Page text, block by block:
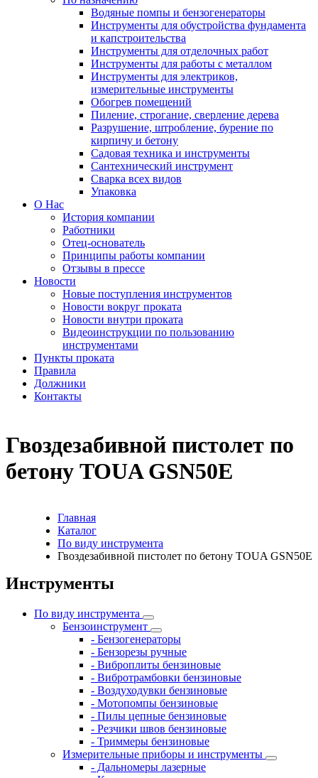
Водяные помпы и бензогенераторы
Инструменты для обустройства фундамента
и капстроительства
Инструменты для отделочных работ
Инструменты для работы с металлом
Инструменты для электриков,
измерительные инструменты
Обогрев помещений
Пиление, строгание, сверление дерева
Разрушение, штробление, бурение по
кирпичу и бетону
Садовая техника и инструменты
Сантехнический инструмент
Сварка всех видов
Упаковка
О Нас
История компании
Работники
Отец-основатель
Принципы работы компании
Отзывы в прессе
Новости
Новые поступления инструментов
Новости вокруг проката
Новости внутри проката
Видеоинструкции по пользованию
инструментами
Пункты проката
Правила
Должники
Контакты
Гвоздезабивной пистолет по
бетону TOUA GSN50Е
Главная
Каталог
По виду инструмента
Гвоздезабивной пистолет по бетону TOUA GSN50Е
Инструменты
По виду инструмента
Бензоинструмент
- Бензогенераторы
- Бензорезы ручные
- Виброплиты бензиновые
- Вибротрамбовки бензиновые
- Воздуходувки бензиновые
- Мотопомпы бензиновые
- Пилы цепные бензиновые
- Резчики швов бензиновые
- Триммеры бензиновые
Измерительные приборы и инструменты
- Дальномеры лазерные